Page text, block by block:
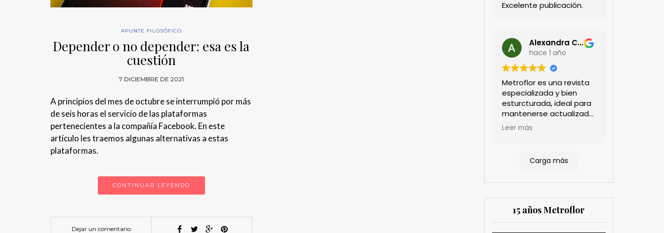
APUNTE FILOSÓFICO
Depender o no depender: esa es la
cuestión
7 DICIEMBRE DE 2021
A principios del mes de octubre se interrumpió por más
de seis horas el servicio de las plataformas
pertenecientes a la compañía Facebook. En este
artículo les traemos algunas alternativas a estas
plataformas.
CONTINUAR LEYENDO
Dejar un comentario
Excelente publicación.
Alexandra Castillo
hace 1 año
Metroflor es una revista
especializada y bien
esturcturada, ideal para
mantenerse actualizado
en el sector floricultor.
estratégica, las
sector así como los
cubrimientos de los
eventos sociales de las
compañías. Es una
Leer más
Carga más
15 años Metroflor